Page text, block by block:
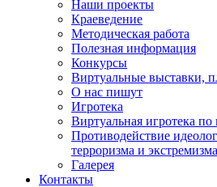
Наши проекты
Краеведение
Методическая работа
Полезная информация
Конкурсы
Виртуальные выставки,
О нас пишут
Игротека
Виртуальная игротека по
Противодействие
терроризма и экстремизма
Галерея
Контакты